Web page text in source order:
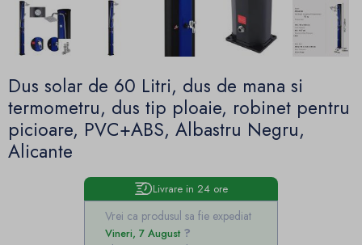
Dus solar de 60 Litri, dus de mana si
termometru, dus tip ploaie, robinet pentru
picioare, PVC+ABS, Albastru Negru,
Alicante
Livrare in 24 ore
Vrei ca produsul sa fie expediat
Vineri, 7 August